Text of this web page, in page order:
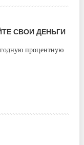
СВОИ ДЕНЬГИ
процентную